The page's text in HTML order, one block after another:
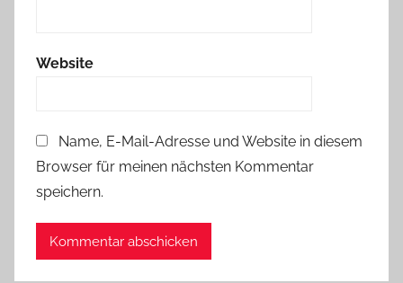
Website
Name, E-Mail-Adresse und Website in diesem
Browser für meinen nächsten Kommentar
speichern.